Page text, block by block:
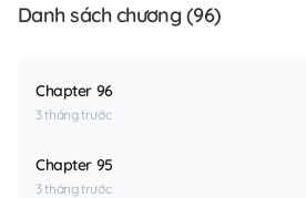
Danh sách chương (96)
Chapter 96
3 tháng trước
Chapter 95
3 tháng trước